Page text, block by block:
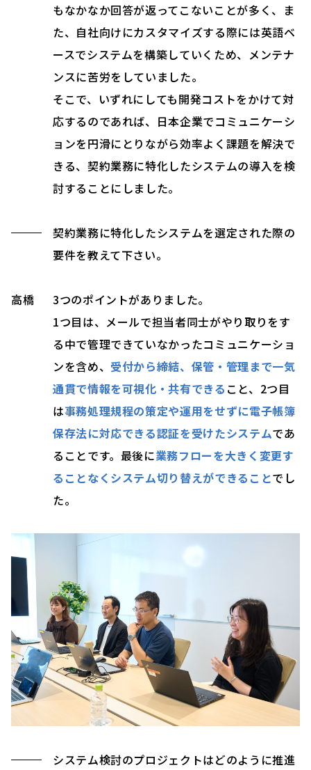
もなかなか回答が返ってこないことが多く、ま
た、自社向けにカスタマイズする際には英語ベ
ースでシステムを構築していくため、メンテナ
ンスに苦労をしていました。
そこで、いずれにしても開発コストをかけて対
応するのであれば、日本企業でコミュニケーシ
ョンを円滑にとりながら効率よく課題を解決で
きる、契約業務に特化したシステムの導入を検
討することにしました。
契約業務に特化したシステムを選定された際の
要件を教えて下さい。
高橋
3つのポイントがありました。
1つ目は、メールで担当者同士がやり取りをす
る中で管理できていなかったコミュニケーショ
ンを含め、 受付から締結、保管・管理まで一気
通貫で情報を可視化・共有できる こと、2つ目
は事務処理規程の策定や運用をせずに電子帳簿
保存法に対応できる認証を受けたシステムであ
ることです。最後に業務フローを大きく変更す
ることなくシステム切り替えができることでし
た。
システム検討のプロジェクトはどのように推進